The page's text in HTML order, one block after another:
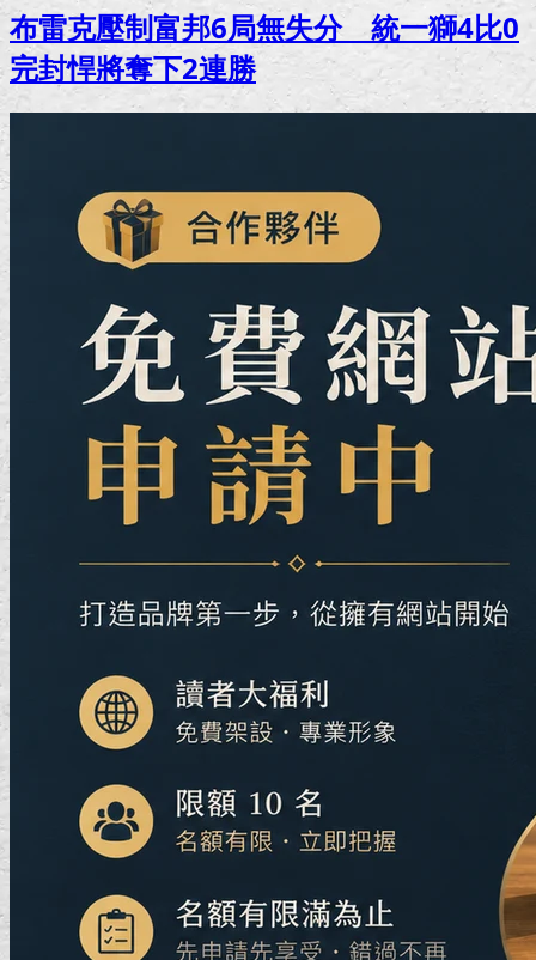
布雷克壓制富邦6局無失分 統一獅4比0
完封悍將奪下2連勝